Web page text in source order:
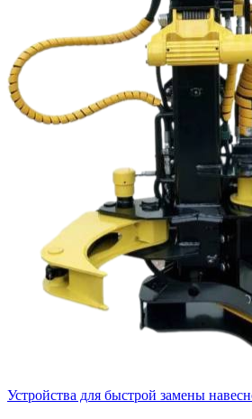
Устройства для быстрой замены